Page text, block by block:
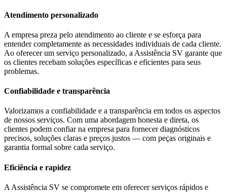
Atendimento personalizado
A empresa preza pelo atendimento ao cliente e se esforça para
entender completamente as necessidades individuais de cada cliente.
Ao oferecer um serviço personalizado, a Assistência SV garante que
os clientes recebam soluções específicas e eficientes para seus
problemas.
Confiabilidade e transparência
Valorizamos a confiabilidade e a transparência em todos os aspectos
de nossos serviços. Com uma abordagem honesta e direta, os
clientes podem confiar na empresa para fornecer diagnósticos
precisos, soluções claras e preços justos — com peças originais e
garantia formal sobre cada serviço.
Eficiência e rapidez
A Assistência SV se compromete em oferecer serviços rápidos e